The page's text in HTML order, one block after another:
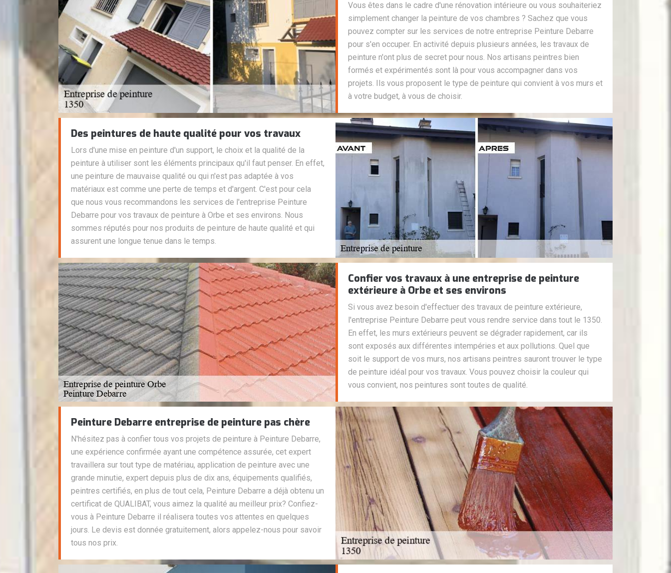
Vous êtes dans le cadre d'une rénovation intérieure ou vous souhaiteriez
simplement changer la peinture de vos chambres ? Sachez que vous
pouvez compter sur les services de notre entreprise Peinture Debarre
pour s'en occuper. En activité depuis plusieurs années, les travaux de
peinture n'ont plus de secret pour nous. Nos artisans peintres bien
formés et expérimentés sont là pour vous accompagner dans vos
projets. Ils vous proposent le type de peinture qui convient à vos murs et
à votre budget, à vous de choisir.
Des peintures de haute qualité pour vos travaux
Lors d'une mise en peinture d'un support, le choix et la qualité de la
peinture à utiliser sont les éléments principaux qu'il faut penser. En effet,
une peinture de mauvaise qualité ou qui n'est pas adaptée à vos
matériaux est comme une perte de temps et d'argent. C'est pour cela
que nous vous recommandons les services de l'entreprise Peinture
Debarre pour vos travaux de peinture à Orbe et ses environs. Nous
sommes réputés pour nos produits de peinture de haute qualité et qui
assurent une longue tenue dans le temps.
Confier vos travaux à une entreprise de peinture
extérieure à Orbe et ses environs
Si vous avez besoin d'effectuer des travaux de peinture extérieure,
l'entreprise Peinture Debarre peut vous rendre service dans tout le 1350.
En effet, les murs extérieurs peuvent se dégrader rapidement, car ils
sont exposés aux différentes intempéries et aux pollutions. Quel que
soit le support de vos murs, nos artisans peintres sauront trouver le type
de peinture idéal pour vos travaux. Vous pouvez choisir la couleur qui
vous convient, nos peintures sont toutes de qualité.
Peinture Debarre entreprise de peinture pas chère
N'hésitez pas à confier tous vos projets de peinture à Peinture Debarre,
une expérience confirmée ayant une compétence assurée, cet expert
travaillera sur tout type de matériau, application de peinture avec une
grande minutie, expert depuis plus de dix ans, équipements qualifiés,
peintres certifiés, en plus de tout cela, Peinture Debarre a déjà obtenu un
certificat de QUALIBAT, vous aimez la qualité au meilleur prix? Confiez-
vous à Peinture Debarre il réalisera toutes vos attentes en quelques
jours. Le devis est donnée gratuitement, alors appelez-nous pour savoir
tous nos prix.